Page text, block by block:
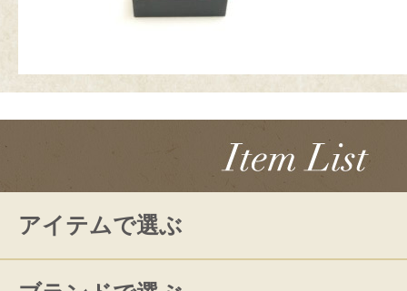
アイテムで選ぶ